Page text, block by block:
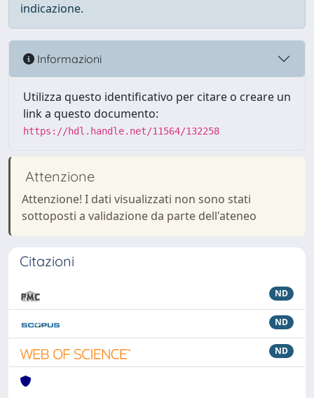
indicazione.
Informazioni
Utilizza questo identificativo per citare o creare un
link a questo documento:
https://hdl.handle.net/11564/132258
Attenzione
Attenzione! I dati visualizzati non sono stati
sottoposti a validazione da parte dell'ateneo
Citazioni
ND
ND
ND